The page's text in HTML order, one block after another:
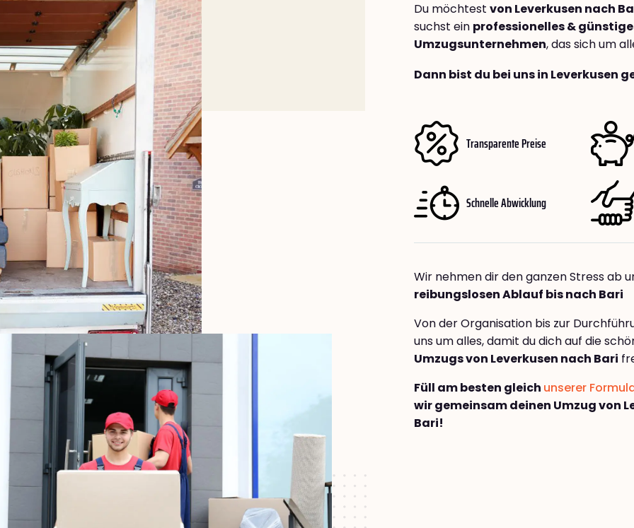
Du möchtest von Leverkusen nach
suchst ein professionelles &
Umzugsunternehmen, das sich um
Dann bist du bei uns in Leverkusen
Transparente Preise
Schnelle Abwicklung
Wir nehmen dir den ganzen Stress ab
reibungslosen Ablauf bis nach Bari
Von der Organisation bis zur
uns um alles, damit du dich auf die
Umzugs von Leverkusen nach Bari
Füll am besten gleich unserer
wir gemeinsam deinen Umzug von
Bari!